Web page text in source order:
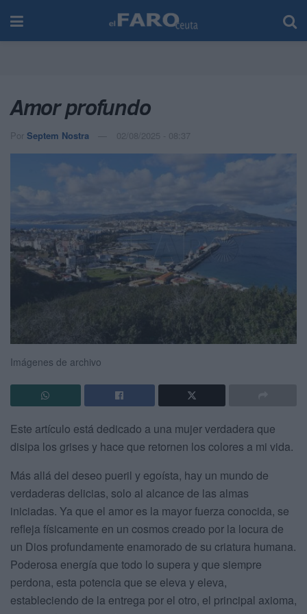
Amor profundo
Por Septem Nostra 02/08/2025 - 08:37
Imágenes de archivo
Este artículo está dedicado a una mujer verdadera que
disipa los grises y hace que retornen los colores a mi vida.
Más allá del deseo pueril y egoísta, hay un mundo de
verdaderas delicias, solo al alcance de las almas
iniciadas. Ya que el amor es la mayor fuerza conocida, se
refleja físicamente en un cosmos creado por la locura de
un Dios profundamente enamorado de su criatura humana.
Poderosa energía que todo lo supera y que siempre
perdona, esta potencia que se eleva y eleva,
estableciendo de la entrega por el otro, el principal axioma,